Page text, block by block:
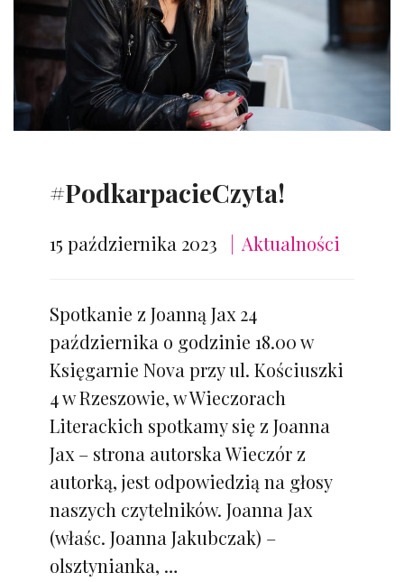
#PodkarpacieCzyta!
15 października 2023 Aktualności
Spotkanie z Joanną Jax 24
października o godzinie 18.00 w
Księgarnie Nova przy ul. Kościuszki
4 w Rzeszowie, w Wieczorach
Literackich spotkamy się z Joanna
Jax – strona autorska Wieczór z
autorką, jest odpowiedzią na głosy
naszych czytelników. Joanna Jax
(właśc. Joanna Jakubczak) –
olsztynianka, …